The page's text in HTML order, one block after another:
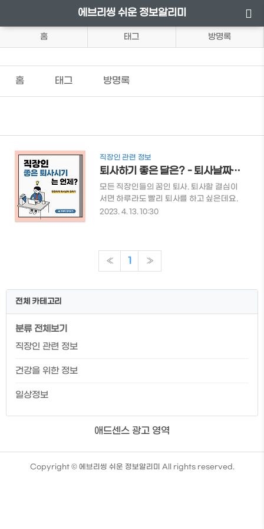
에브리씽 쉬운 정보알리미
홈 태그 방명록
홈 태그 방명록
직장인 관련 정보
퇴사하기 좋은 달은? - 퇴사날짜 정하는 법
모든 직장인들의 꿈인 퇴사. 퇴사할 결심이
서면 하루라도 빨리 퇴사를 하고 싶은데요.
그동안 힘들게 일했던 만큼 마지막도 야무
아볼 수 있습니다. 👇퇴사를 준비하고 계시
는 분들이라면 이번 기회에 확인해 보시길
들은 이번 기회에 확인해 보시길 바랍니다.
2023. 4. 13. 10:30
« 1 »
전체 카테고리
분류 전체보기
직장인 관련 정보
건강을 위한 정보
일상정보
애드센스 광고 영역
Copyright © 에브리씽 쉬운 정보알리미 All rights reserved.
TistoryWhaleSkin3.4